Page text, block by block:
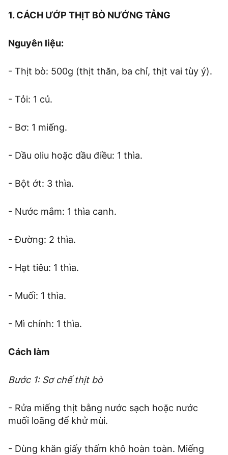
1. CÁCH ƯỚP THỊT BÒ NƯỚNG TẢNG
Nguyên liệu:
- Thịt bò: 500g (thịt thăn, ba chỉ, thịt vai tùy ý).
- Tỏi: 1 củ.
- Bơ: 1 miếng.
- Dầu oliu hoặc dầu điều: 1 thìa.
- Bột ớt: 3 thìa.
- Nước mắm: 1 thìa canh.
- Đường: 2 thìa.
- Hạt tiêu: 1 thìa.
- Muối: 1 thìa.
- Mì chính: 1 thìa.
Cách làm
Bước 1: Sơ chế thịt bò
- Rửa miếng thịt bằng nước sạch hoặc nước
muối loãng để khử mùi.
- Dùng khăn giấy thấm khô hoàn toàn. Miếng